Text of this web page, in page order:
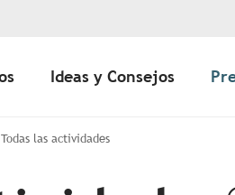
Ideas y Consejos
Todas las actividades